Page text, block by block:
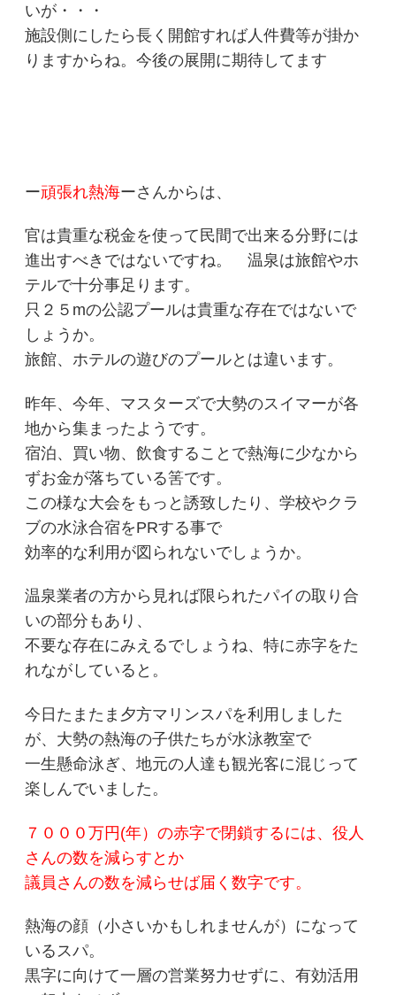
いが・・・
施設側にしたら長く開館すれば人件費等が掛か
りますからね。今後の展開に期待してます
ー頑張れ熱海ーさんからは、
官は貴重な税金を使って民間で出来る分野には
進出すべきではないですね。 温泉は旅館やホ
テルで十分事足ります。
只２５mの公認プールは貴重な存在ではないで
しょうか。
旅館、ホテルの遊びのプールとは違います。
昨年、今年、マスターズで大勢のスイマーが各
地から集まったようです。
宿泊、買い物、飲食することで熱海に少なから
ずお金が落ちている筈です。
この様な大会をもっと誘致したり、学校やクラ
ブの水泳合宿をPRする事で
効率的な利用が図られないでしょうか。
温泉業者の方から見れば限られたパイの取り合
いの部分もあり、
不要な存在にみえるでしょうね、特に赤字をた
れながしていると。
今日たまたま夕方マリンスパを利用しました
が、大勢の熱海の子供たちが水泳教室で
一生懸命泳ぎ、地元の人達も観光客に混じって
楽しんでいました。
７０００万円(年）の赤字で閉鎖するには、役人
さんの数を減らすとか
議員さんの数を減らせば届く数字です。
熱海の顔（小さいかもしれませんが）になって
いるスパ。
黒字に向けて一層の営業努力せずに、有効活用